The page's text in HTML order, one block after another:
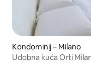
Kondominij – Milano
Udobna kuća Orti